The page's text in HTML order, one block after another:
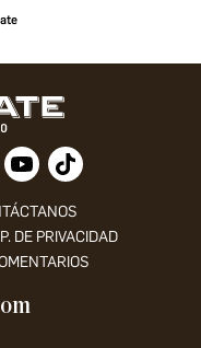
P. DE PRIVACIDAD